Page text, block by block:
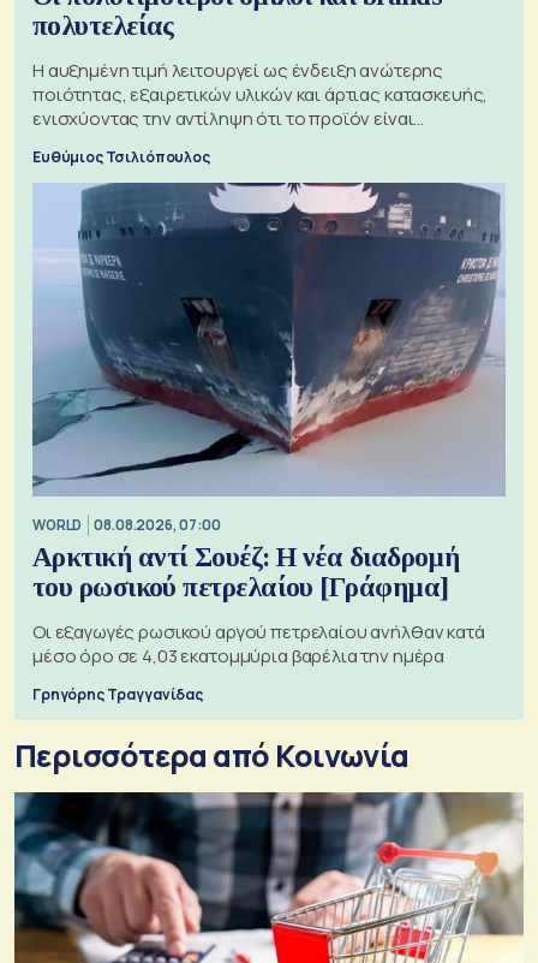
πολυτελείας
Η αυξημένη τιμή λειτουργεί ως ένδειξη ανώτερης
ποιότητας, εξαιρετικών υλικών και άρτιας κατασκευής,
ενισχύοντας την αντίληψη ότι το προϊόν είναι
Ευθύμιος Τσιλιόπουλος
WORLD 08.08.2026, 07:00
Αρκτική αντί Σουέζ: Η νέα διαδρομή
του ρωσικού πετρελαίου [Γράφημα]
Οι εξαγωγές ρωσικού αργού πετρελαίου ανήλθαν κατά
μέσο όρο σε 4,03 εκατομμύρια βαρέλια την ημέρα
Γρηγόρης Τραγγανίδας
Περισσότερα από Κοινωνία